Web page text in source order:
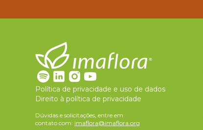
Política de privacidade e uso de dados
Direito à política de privacidade
Dúvidas e solicitações, entre em
contato com: imaflora@imaflora.org